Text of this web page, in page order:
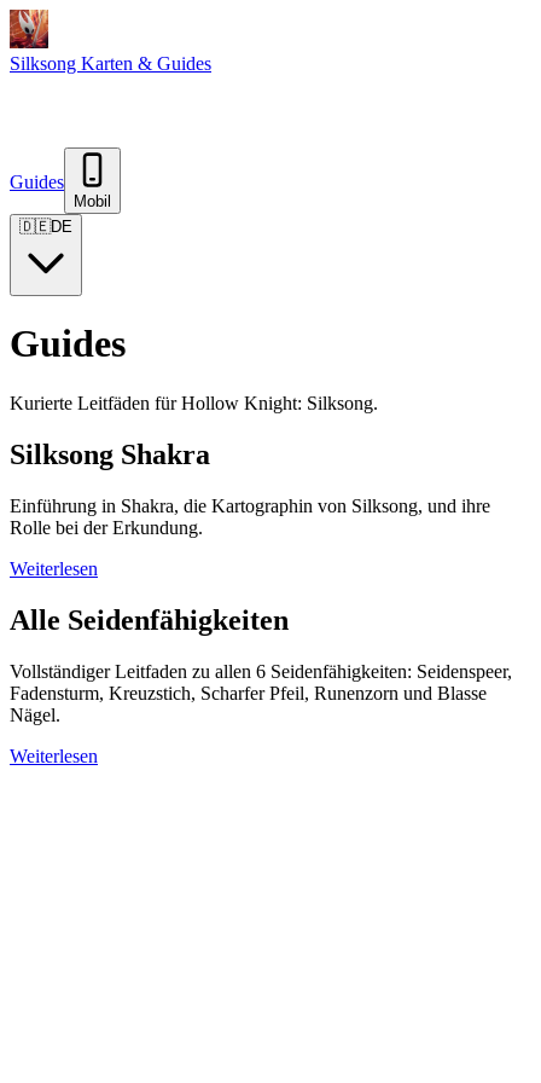
Silksong Karten & Guides
Guides
Mobil
🇩🇪DE
Guides
Kurierte Leitfäden für Hollow Knight: Silksong.
Silksong Shakra
Einführung in Shakra, die Kartographin von Silksong, und ihre
Rolle bei der Erkundung.
Weiterlesen
Alle Seidenfähigkeiten
Vollständiger Leitfaden zu allen 6 Seidenfähigkeiten: Seidenspeer,
Fadensturm, Kreuzstich, Scharfer Pfeil, Runenzorn und Blasse
Nägel.
Weiterlesen